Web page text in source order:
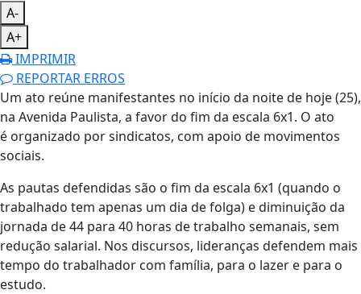
A-
A+
IMPRIMIR
REPORTAR ERROS
Um ato reúne manifestantes no início da noite de hoje (25),
na Avenida Paulista, a favor do fim da escala 6x1. O ato
é organizado por sindicatos, com apoio de movimentos
sociais.
As pautas defendidas são o fim da escala 6x1 (quando o
trabalhado tem apenas um dia de folga) e diminuição da
jornada de 44 para 40 horas de trabalho semanais, sem
redução salarial. Nos discursos, lideranças defendem mais
tempo do trabalhador com família, para o lazer e para o
estudo.